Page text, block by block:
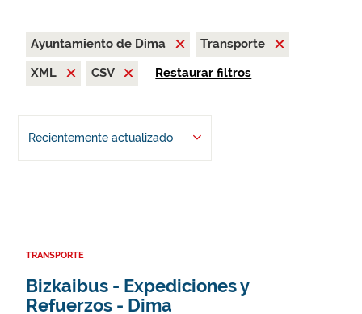
Ayuntamiento de Dima
Transporte
XML
CSV Restaurar filtros
Recientemente actualizado
TRANSPORTE
Bizkaibus - Expediciones y
Refuerzos - Dima